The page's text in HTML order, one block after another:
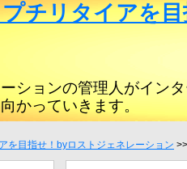
チリタイアを
ションの管理人がイン
かっていきます。
を目指せ！byロストジェネレーション >>